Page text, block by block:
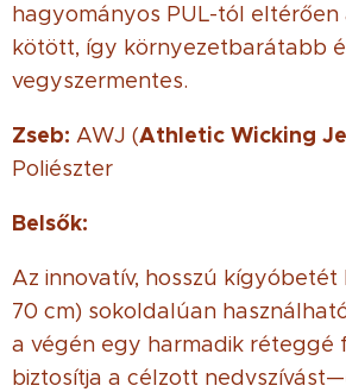
hagyományos PUL-tól eltérően
kötött, így környezetbarátabb
vegyszermentes.
Zseb: AWJ (Athletic Wicking
Poliészter
Belsők:
Az innovatív, hosszú kígyóbetét
70 cm) sokoldalúan
a végén egy harmadik réteggé
biztosítja a célzott